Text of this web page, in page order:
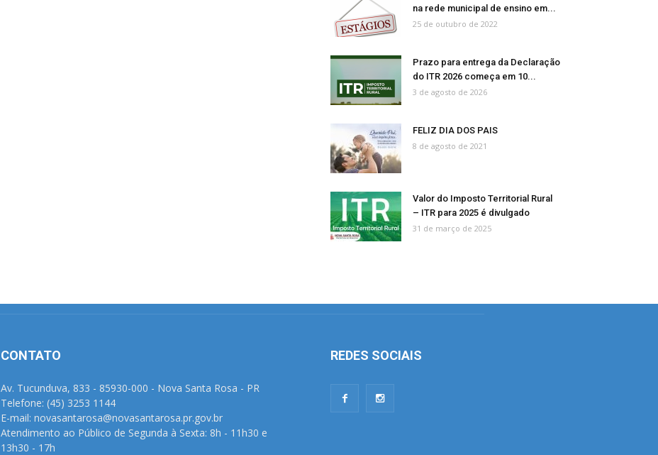
na rede municipal de ensino em...
25 de outubro de 2022
Prazo para entrega da Declaração
do ITR 2026 começa em 10...
3 de agosto de 2026
FELIZ DIA DOS PAIS
8 de agosto de 2021
Valor do Imposto Territorial Rural
– ITR para 2025 é divulgado
31 de março de 2025
CONTATO
Av. Tucunduva, 833 - 85930-000 - Nova Santa Rosa - PR
Telefone: (45) 3253 1144
E-mail: novasantarosa@novasantarosa.pr.gov.br
Atendimento ao Público de Segunda à Sexta: 8h - 11h30 e
13h30 - 17h
REDES SOCIAIS